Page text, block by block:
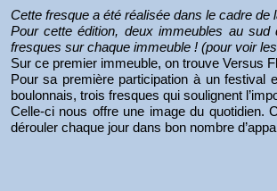
Cette fresque a été réalisée dans le cadre
Pour cette édition, deux immeubles au
fresques sur chaque immeuble ! (pour voir
Sur ce premier immeuble, on trouve Versus
Pour sa première participation à un festival
boulonnais, trois fresques qui soulignent
Celle-ci nous offre une image du quotidien.
dérouler chaque jour dans bon nombre